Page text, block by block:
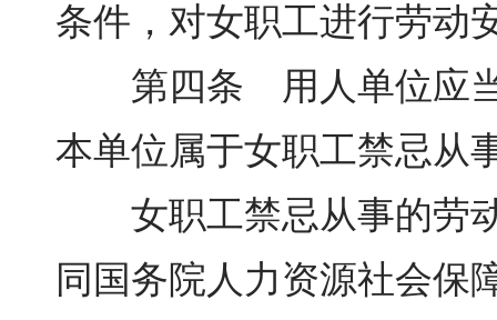
条件，对女职工进行劳动
第四条 用人单位应当
本单位属于女职工禁忌从
女职工禁忌从事的劳动
同国务院人力资源社会保